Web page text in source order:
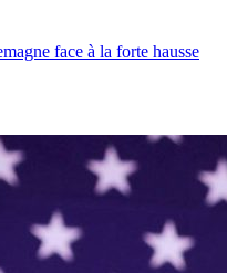
face à la forte hausse